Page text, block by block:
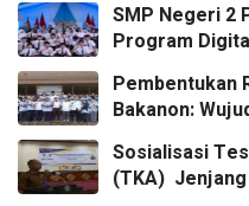
SMP Negeri 2
Program
Pembentukan
Bakanon:
Sosialisasi
(TKA) Jenjang